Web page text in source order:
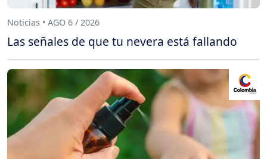
Noticias • AGO 6 / 2026
Las señales de que tu nevera está fallando